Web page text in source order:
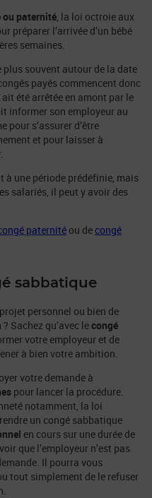
ou paternité, la loi octroie aux
préparer l’arrivée d’un bébé
semaines.
plus souvent autour de la date
payés commencent donc
été arrêtée en amont par le
informer son employeur au
pour s’assurer d’être
et pour laisser à
à une période prédéfinie, mais
salariés, il peut y avoir des
paternité ou de congé
sabbatique
personnel ou bien de
Sachez qu’avec lecongé
votre employeur et de
à bien votre ambition.
votre demande à
pour lancer la procédure.
notamment, la loi
un congé sabbatique
en cours sur une durée de
que l’employeur n’est pas
Il pourra vous
tout simplement de le refuser